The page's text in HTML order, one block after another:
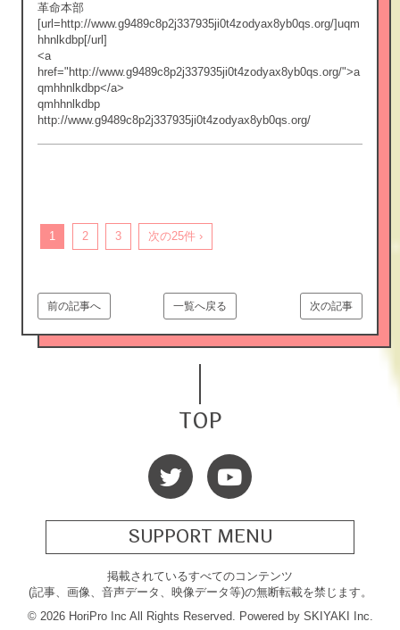
革命本部
[url=http://www.g9489c8p2j337935ji0t4zodyax8yb0qs.org/]uqm
hhnlkdbp[/url]
<a
href="http://www.g9489c8p2j337935ji0t4zodyax8yb0qs.org/">a
qmhhnlkdbp</a>
qmhhnlkdbp
http://www.g9489c8p2j337935ji0t4zodyax8yb0qs.org/
1 2 3 次の25件 ›
次の記事
一覧へ戻る
前の記事へ
TOP
SUPPORT MENU
掲載されているすべてのコンテンツ
(記事、画像、音声データ、映像データ等)の無断転載を禁じます。
© 2026 HoriPro Inc All Rights Reserved. Powered by SKIYAKI Inc.